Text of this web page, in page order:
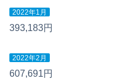
2022年1月
393,183円
2022年2月
607,691円